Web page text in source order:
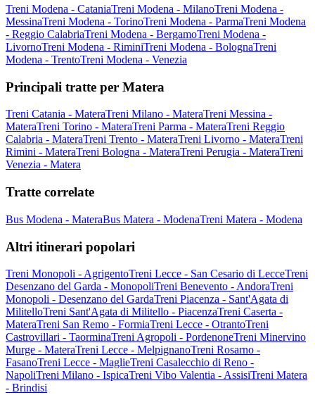
Treni Modena - CataniaTreni Modena - MilanoTreni Modena -
MessinaTreni Modena - TorinoTreni Modena - ParmaTreni Modena
- Reggio CalabriaTreni Modena - BergamoTreni Modena -
LivornoTreni Modena - RiminiTreni Modena - BolognaTreni
Modena - TrentoTreni Modena - Venezia
Principali tratte per Matera
Treni Catania - MateraTreni Milano - MateraTreni Messina -
MateraTreni Torino - MateraTreni Parma - MateraTreni Reggio
Calabria - MateraTreni Trento - MateraTreni Livorno - MateraTreni
Rimini - MateraTreni Bologna - MateraTreni Perugia - MateraTreni
Venezia - Matera
Tratte correlate
Bus Modena - MateraBus Matera - ModenaTreni Matera - Modena
Altri itinerari popolari
Treni Monopoli - AgrigentoTreni Lecce - San Cesario di LecceTreni
Desenzano del Garda - MonopoliTreni Benevento - AndoraTreni
Monopoli - Desenzano del GardaTreni Piacenza - Sant'Agata di
MilitelloTreni Sant'Agata di Militello - PiacenzaTreni Caserta -
MateraTreni San Remo - FormiaTreni Lecce - OtrantoTreni
Castrovillari - TaorminaTreni Agropoli - PordenoneTreni Minervino
Murge - MateraTreni Lecce - MelpignanoTreni Rosarno -
FasanoTreni Lecce - MaglieTreni Casalecchio di Reno -
NapoliTreni Milano - IspicaTreni Vibo Valentia - AssisiTreni Matera
- Brindisi